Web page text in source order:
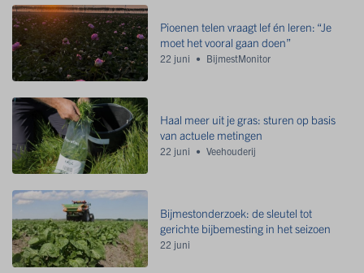
Pioenen telen vraagt lef én leren: “Je
moet het vooral gaan doen”
22 juni BijmestMonitor
Haal meer uit je gras: sturen op basis
van actuele metingen
22 juni Veehouderij
Bijmestonderzoek: de sleutel tot
gerichte bijbemesting in het seizoen
22 juni